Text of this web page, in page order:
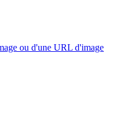
ou d'une URL d'image